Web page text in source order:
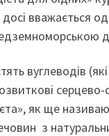
вважається
вуглеводів
як ще
з